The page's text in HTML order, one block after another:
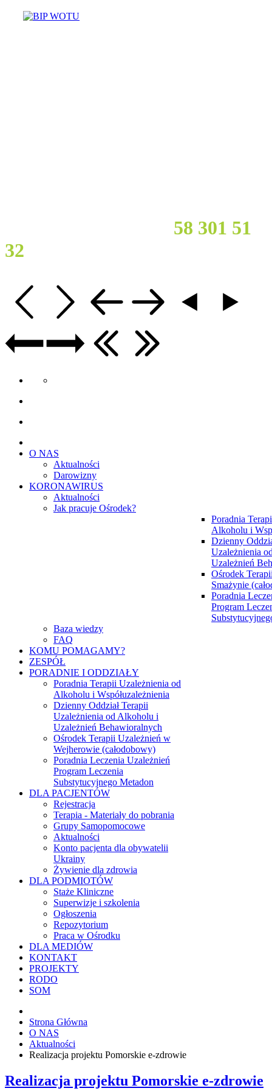
58 301 51
32
O NAS
Aktualności
Darowizny
KORONAWIRUS
Aktualności
Jak pracuje Ośrodek?
Poradnia
Alkoholu i
Dzienny
Uzależnienia
Uzależnień
Ośrodek
Smażynie
Poradnia
Program
Baza wiedzy
FAQ
KOMU POMAGAMY?
ZESPÓŁ
PORADNIE I ODDZIAŁY
Poradnia Terapii Uzależnienia od
Alkoholu i Współuzależnienia
Dzienny Oddział Terapii
Uzależnienia od Alkoholu i
Uzależnień Behawioralnych
Ośrodek Terapii Uzależnień w
Wejherowie (całodobowy)
Poradnia Leczenia Uzależnień
Program Leczenia
Substytucyjnego Metadon
DLA PACJENTÓW
Rejestracja
Terapia - Materiały do pobrania
Grupy Samopomocowe
Aktualności
Konto pacjenta dla obywatelii
Ukrainy
Żywienie dla zdrowia
DLA PODMIOTÓW
Staże Kliniczne
Superwizje i szkolenia
Ogłoszenia
Repozytorium
Praca w Ośrodku
DLA MEDIÓW
KONTAKT
PROJEKTY
RODO
SOM
Strona Główna
O NAS
Aktualności
Realizacja projektu Pomorskie e-zdrowie
Realizacja projektu Pomorskie e-zdrowie